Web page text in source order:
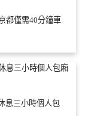
都僅需40分鐘車
息三小時個人包